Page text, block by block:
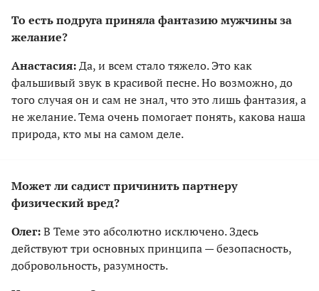
То есть подруга приняла фантазию мужчины за
желание?
Анастасия:Да, и всем стало тяжело. Это как
фальшивый звук в красивой песне. Но возможно, до
того случая он и сам не знал, что это лишь фантазия, а
не желание. Тема очень помогает понять, какова наша
природа, кто мы на самом деле.
Может ли садист причинить партнеру
физический вред?
Олег:В Теме это абсолютно исключено. Здесь
действуют три основных принципа — безопасность,
добровольность, разумность.